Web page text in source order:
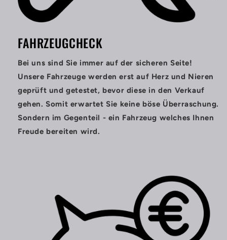
FAHRZEUGCHECK
Bei uns sind Sie immer auf der sicheren Seite!
Unsere Fahrzeuge werden erst auf Herz und Nieren
geprüft und getestet, bevor diese in den Verkauf
gehen. Somit erwartet Sie keine böse Überraschung.
Sondern im Gegenteil - ein Fahrzeug welches Ihnen
Freude bereiten wird.